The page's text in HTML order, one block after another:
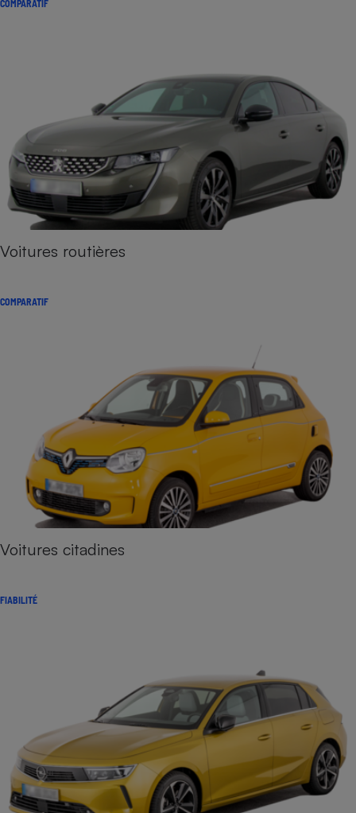
COMPARATIF
Voitures routières
COMPARATIF
Voitures citadines
FIABILITÉ